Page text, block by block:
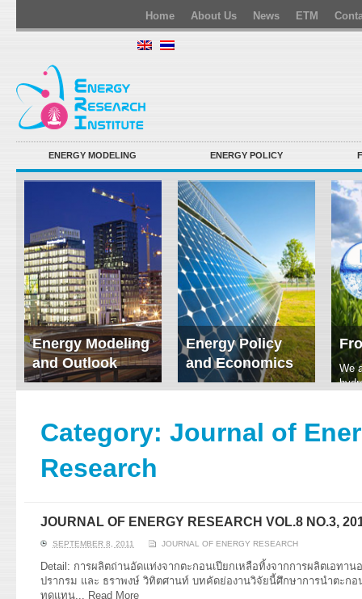
Home About Us News ETM
ENERGY MODELING ENERGY POLICY
Energy Modeling
and Outlook
ERI conducts rigorous
demand of various
energy-consuming
sectors. Our analyses
have been used for …
Energy Policy
and Economics
We focus on solar
economics, and solar PV
We
Category: Journal of
Research
JOURNAL OF ENERGY RESEARCH VOL.8 NO.3,
SEPTEMBER 8, 2011 JOURNAL OF ENERGY RESEARCH
Detail: การผลิตถ่านอัดแท่งจากตะกอนเปียกเหลือทิ้งจากการผลิตเอทา
ปรากรม และ ธราพงษ์ วิทิตศานท์ บทคัดย่องานวิจัยนี้ศึกษาการนำตะกอน
ทดแทน... Read More